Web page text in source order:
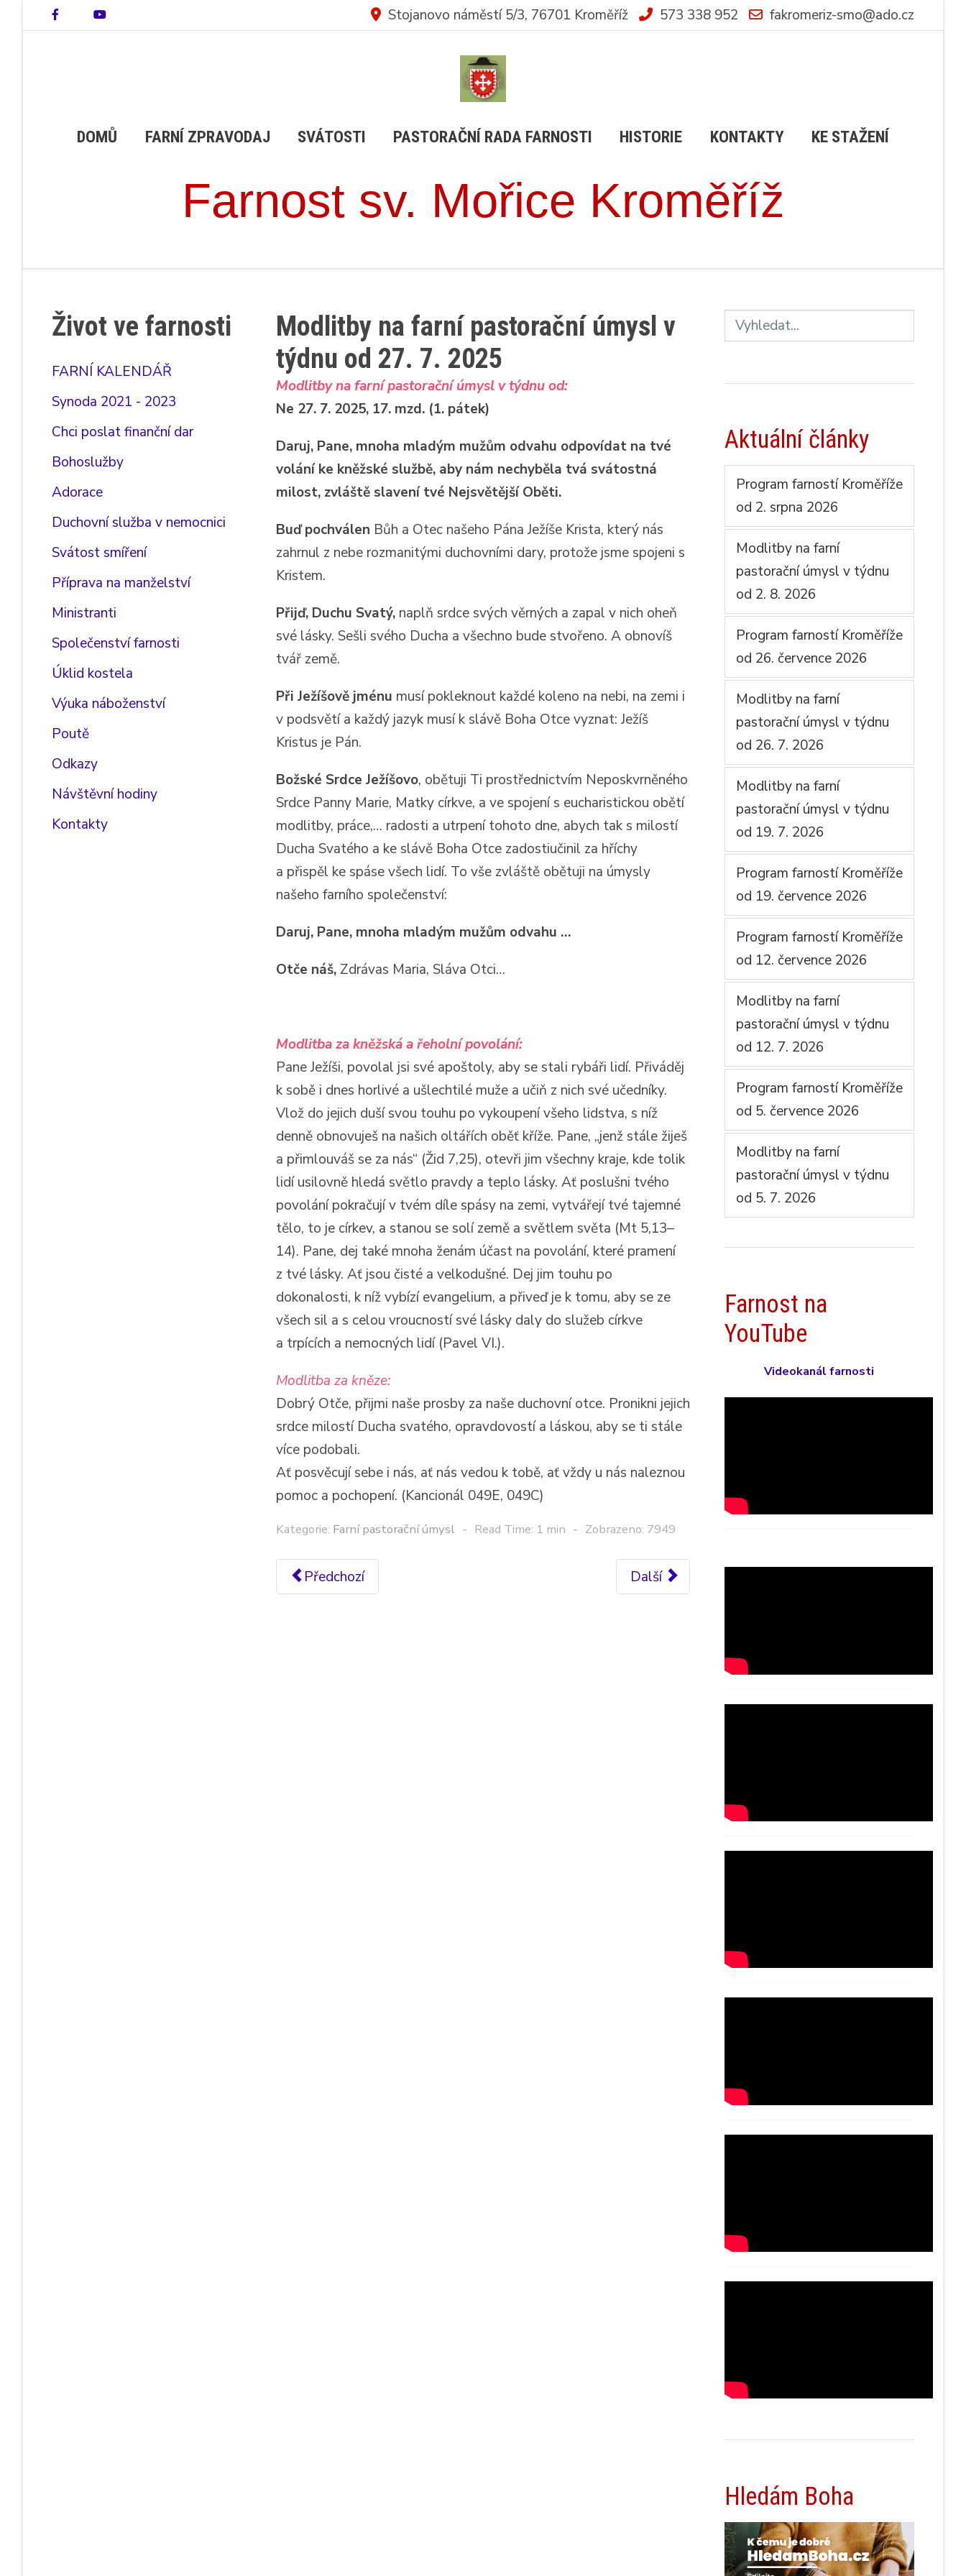
Stojanovo náměstí 5/3, 76701 Kroměříž 573 338 952 fakromeriz-smo@ado.cz
DOMŮ FARNÍ ZPRAVODAJ SVÁTOSTI PASTORAČNÍ RADA FARNOSTI HISTORIE KONTAKTY KE STAŽENÍ
Farnost sv. Mořice Kroměříž
Život ve farnosti
FARNÍ KALENDÁŘ
Synoda 2021 - 2023
Chci poslat finanční dar
Bohoslužby
Adorace
Duchovní služba v nemocnici
Svátost smíření
Příprava na manželství
Ministranti
Společenství farnosti
Úklid kostela
Výuka náboženství
Poutě
Odkazy
Návštěvní hodiny
Kontakty
Modlitby na farní pastorační úmysl v
týdnu od 27. 7. 2025
Modlitby na farní pastorační úmysl v týdnu od:
Ne 27. 7. 2025, 17. mzd. (1. pátek)
Daruj, Pane, mnoha mladým mužům odvahu odpovídat na tvé
volání ke kněžské službě, aby nám nechyběla tvá svátostná
milost, zvláště slavení tvé Nejsvětější Oběti.
Buď pochválen Bůh a Otec našeho Pána Ježíše Krista, který nás
zahrnul z nebe rozmanitými duchovními dary, protože jsme spojeni s
Kristem.
Přijď, Duchu Svatý,naplň srdce svých věrných a zapal v nich oheň
své lásky. Sešli svého Ducha a všechno bude stvořeno. A obnovíš
tvář země.
Při Ježíšově jménu musí pokleknout každé koleno na nebi, na zemi i
v podsvětí a každý jazyk musí k slávě Boha Otce vyznat: Ježíš
Kristus je Pán.
Božské Srdce Ježíšovo, obětuji Ti prostřednictvím Neposkvrněného
Srdce Panny Marie, Matky církve, a ve spojení s eucharistickou obětí
modlitby, práce,… radosti a utrpení tohoto dne, abych tak s milostí
Ducha Svatého a ke slávě Boha Otce zadostiučinil za hříchy
a přispěl ke spáse všech lidí. To vše zvláště obětuji na úmysly
našeho farního společenství:
Daruj, Pane, mnoha mladým mužům odvahu …
Otče náš, Zdrávas Maria, Sláva Otci…
Modlitba za kněžská a řeholní povolání:
Pane Ježíši, povolal jsi své apoštoly, aby se stali rybáři lidí. Přiváděj
k sobě i dnes horlivé a ušlechtilé muže a učiň z nich své učedníky.
Vlož do jejich duší svou touhu po vykoupení všeho lidstva, s níž
denně obnovuješ na našich oltářích oběť kříže. Pane, „jenž stále žiješ
a přimlouváš se za nás“ (Žid 7,25), otevři jim všechny kraje, kde tolik
lidí usilovně hledá světlo pravdy a teplo lásky. Ať poslušni tvého
povolání pokračují v tvém díle spásy na zemi, vytvářejí tvé tajemné
tělo, to je církev, a stanou se solí země a světlem světa (Mt 5,13–
14). Pane, dej také mnoha ženám účast na povolání, které pramení
z tvé lásky. Ať jsou čisté a velkodušné. Dej jim touhu po
dokonalosti, k níž vybízí evangelium, a přiveď je k tomu, aby se ze
všech sil a s celou vroucností své lásky daly do služeb církve
a trpících a nemocných lidí (Pavel VI.).
Modlitba za kněze:
Dobrý Otče, přijmi naše prosby za naše duchovní otce. Pronikni jejich
srdce milostí Ducha svatého, opravdovostí a láskou, aby se ti stále
více podobali.
Ať posvěcují sebe i nás, ať nás vedou k tobě, ať vždy u nás naleznou
pomoc a pochopení. (Kancionál 049E, 049C)
Kategorie: Farní pastorační úmysl Read Time: 1 min Zobrazeno: 7949
Předchozí Další
Aktuální články
Program farností Kroměříže
od 2. srpna 2026
Modlitby na farní
pastorační úmysl v týdnu
od 2. 8. 2026
Program farností Kroměříže
od 26. července 2026
Modlitby na farní
pastorační úmysl v týdnu
od 26. 7. 2026
Modlitby na farní
pastorační úmysl v týdnu
od 19. 7. 2026
Program farností Kroměříže
od 19. července 2026
Program farností Kroměříže
od 12. července 2026
Modlitby na farní
pastorační úmysl v týdnu
od 12. 7. 2026
Program farností Kroměříže
od 5. července 2026
Modlitby na farní
pastorační úmysl v týdnu
od 5. 7. 2026
Farnost na
YouTube
Videokanál farnosti
Hledám Boha